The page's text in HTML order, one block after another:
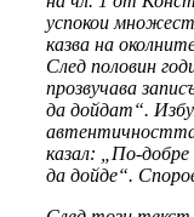
успокои
казва на
След половин
прозвучава
да дойдат“.
казал: „По-
да дойде“.